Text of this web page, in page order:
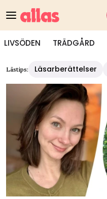
LIVSÖDEN TRÄDGÅRD
Lästips: Läsarberättelser